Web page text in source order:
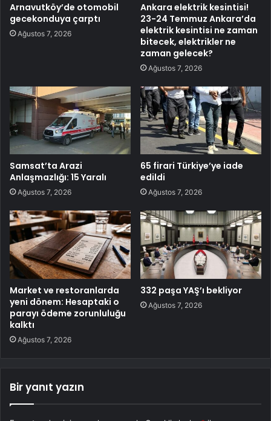
Arnavutköy’de otomobil
gecekonduya çarptı
Ağustos 7, 2026
Ankara elektrik kesintisi!
23-24 Temmuz Ankara’da
elektrik kesintisi ne zaman
bitecek, elektrikler ne
zaman gelecek?
Ağustos 7, 2026
Samsat’ta Arazi
Anlaşmazlığı: 15 Yaralı
Ağustos 7, 2026
65 firari Türkiye’ye iade
edildi
Ağustos 7, 2026
Market ve restoranlarda
yeni dönem: Hesaptaki o
parayı ödeme zorunluluğu
kalktı
Ağustos 7, 2026
332 paşa YAŞ’ı bekliyor
Ağustos 7, 2026
Bir yanıt yazın